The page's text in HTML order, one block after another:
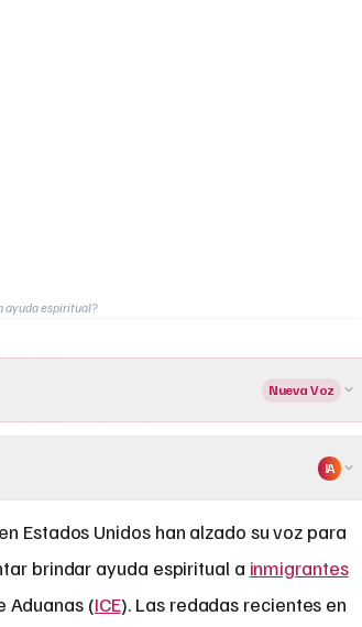
ayuda espiritual?
Nueva Voz
IA
Estados Unidos han alzado su voz para
brindar ayuda espiritual a inmigrantes
Aduanas (ICE). Las redadas recientes en